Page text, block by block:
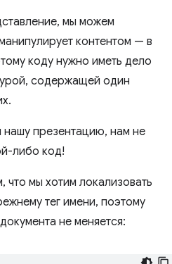
мы можем
контентом — в
коду нужно иметь дело
содержащей один
презентацию, нам не
либо код!
мы хотим локализовать
тег имени, поэтому
не меняется: